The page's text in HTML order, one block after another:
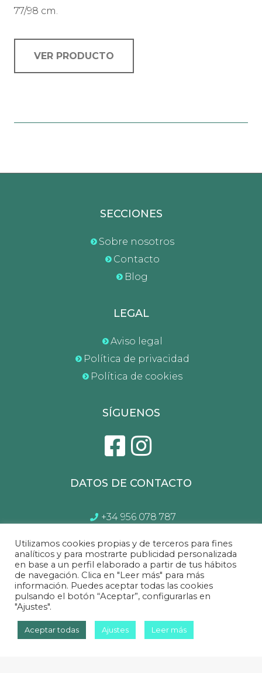
77/98 cm.
VER PRODUCTO
SECCIONES
Sobre nosotros
Contacto
Blog
LEGAL
Aviso legal
Política de privacidad
Política de cookies
SÍGUENOS
DATOS DE CONTACTO
+34 956 078 787
Lunes a Sábado de 10:00 a 14.00 y 17:00 a
21:00
Sofá&Sofá
Utilizamos cookies propias y de terceros para fines
analíticos y para mostrarte publicidad personalizada
en base a un perfil elaborado a partir de tus hábitos
de navegación. Clica en "Leer más" para más
información. Puedes aceptar todas las cookies
pulsando el botón “Aceptar”, configurarlas en
"Ajustes".
Aceptar todas Ajustes Leer más